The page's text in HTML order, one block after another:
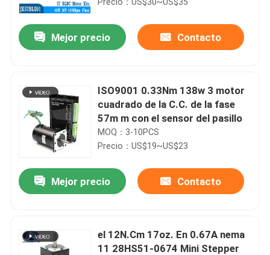
Mejor precio Contacto
ISO9001 0.33Nm 138w 3 motor
cuadrado de la C.C. de la fase
57m m con el sensor del pasillo
MOQ：3-10PCS
Precio：US$19~US$23
Mejor precio Contacto
el 12N.Cm 17oz. En 0.67A nema
11 28HS51-0674 Mini Stepper